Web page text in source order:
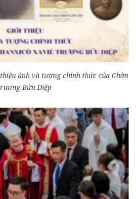
ảnh và tượng chính thức của Chân
Bửu Diệp